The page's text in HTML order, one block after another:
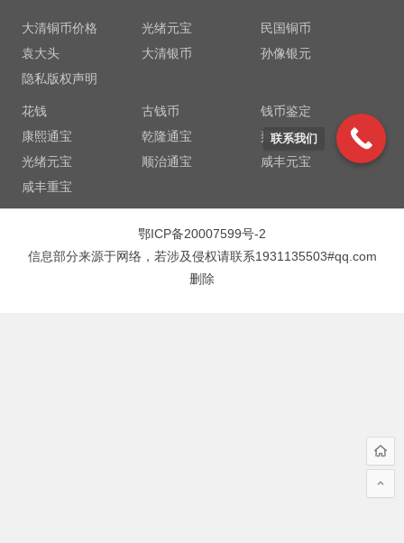
大清铜币价格 光绪元宝
民国铜币
袁大头
大清银币
孙像银元
隐私版权声明
花钱 古钱币
钱币鉴定
康熙通宝
乾隆通宝
雍正通宝
光绪元宝
顺治通宝
咸丰元宝
咸丰重宝
鄂ICP备20007599号-2
信息部分来源于网络，若涉及侵权请联系1931135503#qq.com
删除
联系我们